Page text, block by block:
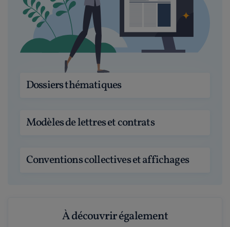
Dossiers thématiques
Modèles de lettres et contrats
Conventions collectives et affichages
À découvrir également